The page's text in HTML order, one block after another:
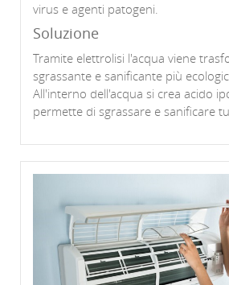
virus e agenti patogeni.
Soluzione
Tramite elettrolisi l'acqua viene
sgrassante e sanificante più
All'interno dell'acqua si crea acido
permette di sgrassare e sanificare